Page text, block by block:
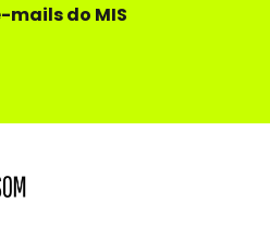
mails do MIS